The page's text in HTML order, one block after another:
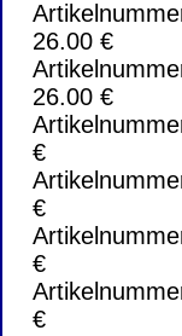
26.00 €
26.00 €
€
€
€
€